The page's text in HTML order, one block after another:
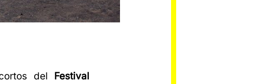
del Festival